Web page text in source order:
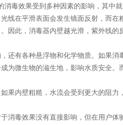
毒效果受到多种因素的影响，其中就
在平滑表面会发生镜面反射，而在
因此，消毒器内壁越光滑，紫外线
有各种悬浮物和化学物质。如果消
为微生物的滋生地，影响水质安全
内壁粗糙，水流会受到更大的阻力
毒效果没有直接影响，但在用户体